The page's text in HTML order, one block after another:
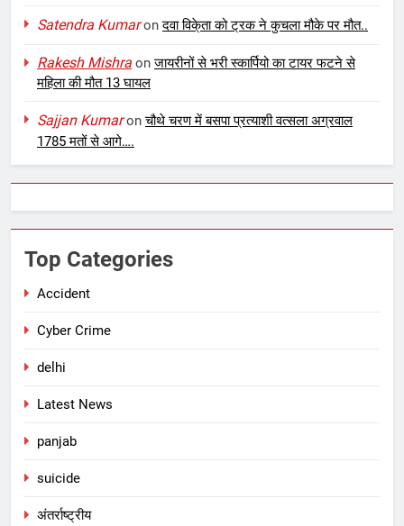
Satendra Kumaronदवा विके्ता को ट्रक ने कुचला मौके पर मौत..
Rakesh Mishra onजायरीनों से भरी स्कार्पियो का टायर फटने से
महिला की मौत 13 घायल
Sajjan Kumaronचौथे चरण में बसपा प्रत्याशी वत्सला अग्रवाल
1785 मतों से आगे….
Top Categories
Accident
Cyber Crime
delhi
Latest News
panjab
suicide
अंतर्राष्ट्रीय